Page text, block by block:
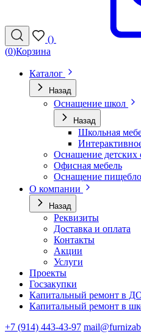
()
(0)Корзина
Каталог
Назад
Оснащение школ
Назад
Школьная
Оснащение
Офисная мебель
Оснащение
О компании
Назад
Реквизиты
Доставка и оплата
Контакты
Акции
Услуги
Проекты
Госзакупки
Капитальный ремонт в
Капитальный ремонт в
+7 (914) 443-43-97